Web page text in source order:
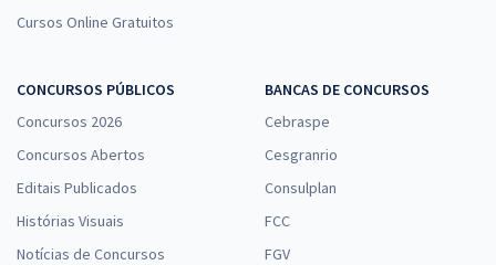
Cursos Online Gratuitos
CONCURSOS PÚBLICOS
Concursos 2026
Concursos Abertos
Editais Publicados
Histórias Visuais
Notícias de Concursos
BANCAS DE CONCURSOS
Cebraspe
Cesgranrio
Consulplan
FCC
FGV